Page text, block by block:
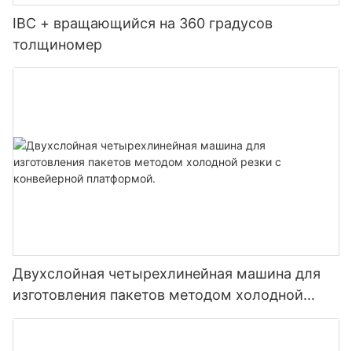
IBC + вращающийся на 360 градусов
толщиномер
Двухслойная четырехлинейная машина для
изготовления пакетов методом холодной
резки с конвейерной платформой.